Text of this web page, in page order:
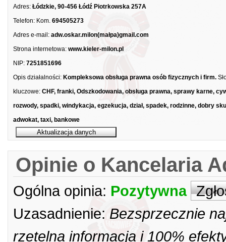
Adres: Łódzkie, 90-456 Łódź Piotrkowska 257A
Telefon: Kom. 694505273
Adres e-mail: adw.oskar.milon(małpa)gmail.com
Strona internetowa: www.kieler-milon.pl
NIP: 7251851696
Opis działalności: Kompleksowa obsługa prawna osób fizycznych i firm.
kluczowe: CHF, franki, Odszkodowania, obsługa prawna, sprawy karne,
rozwody, spadki, windykacja, egzekucja, dział, spadek, rodzinne, dobry
adwokat, taxi, bankowe
Opinie o Kancelaria
Ogólna opinia: Pozytywna
Uzasadnienie: Bezsprzecznie
rzetelna informacja i 100%